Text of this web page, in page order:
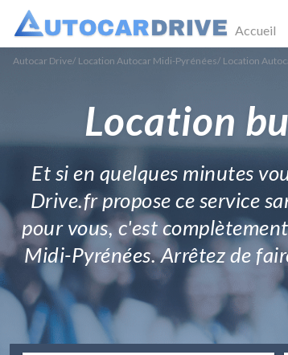
Accueil
Autocar Drive/ Location Autocar Midi-Pyrénées/ Location
Location
Et si en quelques minutes
Drive.fr propose ce service
pour vous, c'est
Midi-Pyrénées. Arrêtez de